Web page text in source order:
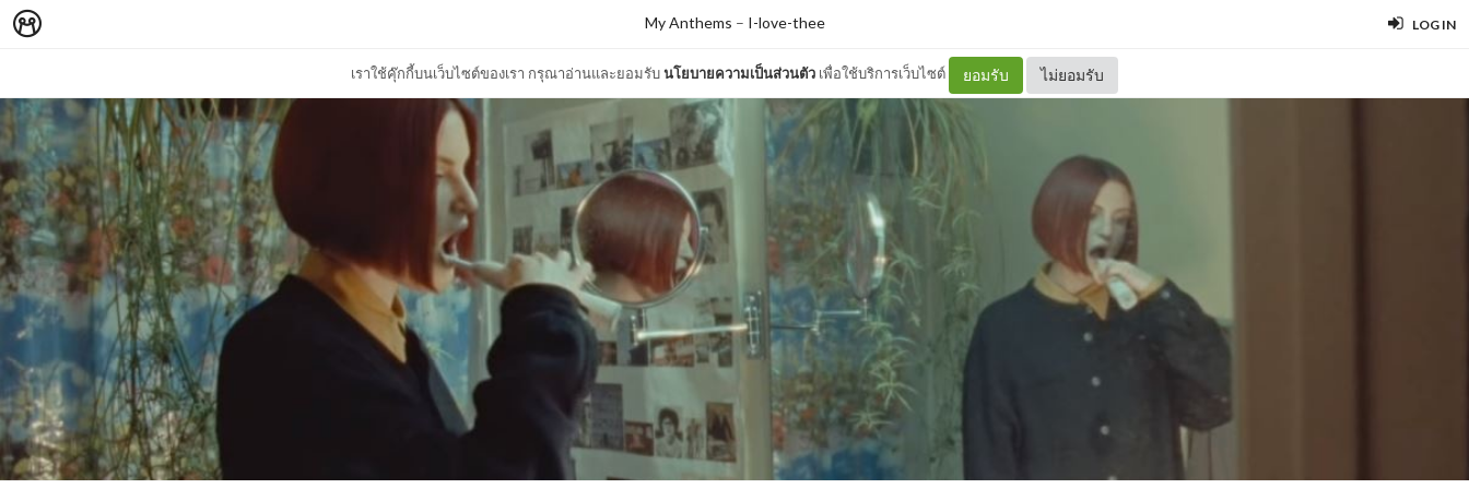
LOG IN
เราใช้คุ๊กกี้บนเว็บไซต์ของเรา กรุณาอ่านและยอมรับนโยบายความเป็นส่วนตัว เพื่อใช้บริการเว็บไซต์ ยอมรับ ไม่ยอมรับ
My Anthems – I-love-thee